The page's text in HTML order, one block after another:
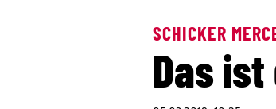
SCHICKER
Das ist